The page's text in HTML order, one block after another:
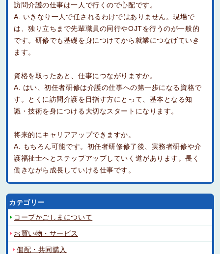
訪問介護の仕事は一人で行くので心配です。
A. いきなり一人で任されるわけではありません。現場で
は、独り立ちまで先輩職員の同行やOJTを行うのが一般的
です。研修でも基礎を身につけてから就業につなげていき
ます。
資格を取ったあと、仕事につながりますか。
A. はい、初任者研修は介護の仕事への第一歩になる資格で
す。とくに訪問介護を目指す方にとって、基本となる知
識・技術を身につける大切なスタートになります。
将来的にキャリアアップできますか。
A. もちろん可能です。初任者研修修了後、実務者研修や介
護福祉士へとステップアップしていく道があります。長く
働きながら成長していける仕事です。
カテゴリー
コープかごしまについて
お買い物・サービス
個配・共同購入